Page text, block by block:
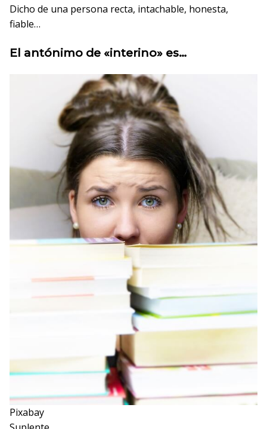
Dicho de una persona recta, intachable, honesta,
fiable…
El antónimo de «interino» es…
Pixabay